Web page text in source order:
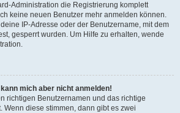
Administration die Registrierung komplett
keine neuen Benutzer mehr anmelden können.
IP-Adresse oder der Benutzername, mit dem
gesperrt wurden. Um Hilfe zu erhalten, wende
mich aber nicht anmelden!
richtigen Benutzernamen und das richtige
Wenn diese stimmen, dann gibt es zwei